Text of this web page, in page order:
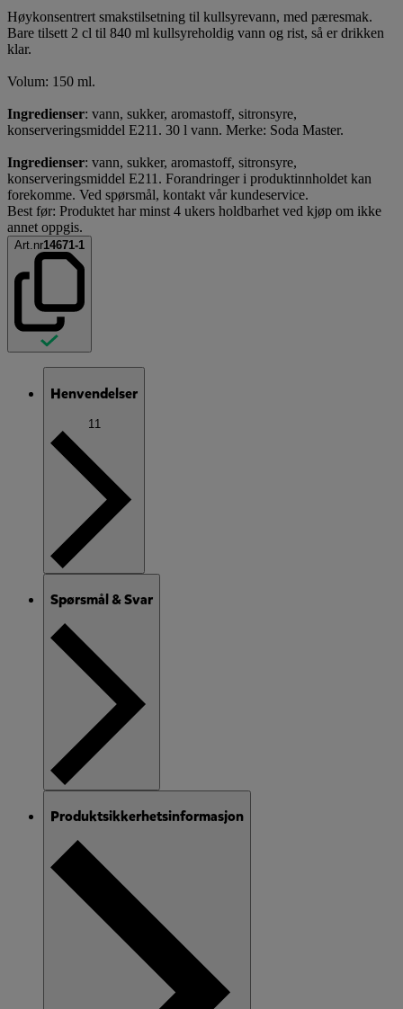
Høykonsentrert smakstilsetning til kullsyrevann, med pæresmak.
Bare tilsett 2 cl til 840 ml kullsyreholdig vann og rist, så er drikken
klar.
Volum: 150 ml.
Ingredienser: vann, sukker, aromastoff, sitronsyre,
konserveringsmiddel E211. 30 l vann. Merke: Soda Master.
Ingredienser: vann, sukker, aromastoff, sitronsyre,
konserveringsmiddel E211. Forandringer i produktinnholdet kan
forekomme. Ved spørsmål, kontakt vår kundeservice.
Best før: Produktet har minst 4 ukers holdbarhet ved kjøp om ikke
annet oppgis.
Art.nr14671-1
Henvendelser
11
Spørsmål & Svar
Produktsikkerhetsinformasjon